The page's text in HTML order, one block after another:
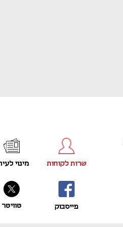
פייסבוק
שרות לקוחות
טוויטר
מינוי